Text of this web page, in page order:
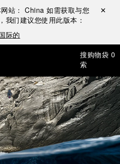
站： China 如需获取与您
我们建议您使用此版本：
际的
关闭 ✕
搜
索
购物袋 0